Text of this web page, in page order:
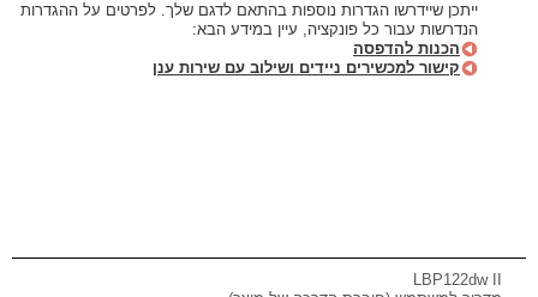
ייתכן שיידרשו הגדרות נוספות בהתאם לדגם שלך. לפרטים על ההגדרות
הנדרשות עבור כל פונקציה, עיין במידע הבא:
הכנות להדפסה
קישור למכשירים ניידים ושילוב עם שירות ענן
LBP122dw II